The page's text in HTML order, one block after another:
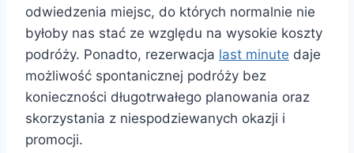
odwiedzenia miejsc, do których normalnie nie
byłoby nas stać ze względu na wysokie koszty
podróży. Ponadto, rezerwacja last minute daje
możliwość spontanicznej podróży bez
konieczności długotrwałego planowania oraz
skorzystania z niespodziewanych okazji i
promocji.